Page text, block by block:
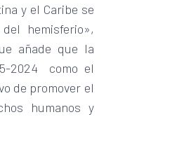
y el Caribe se
hemisferio»,
añade que la
2024 como el
de promover el
humanos y